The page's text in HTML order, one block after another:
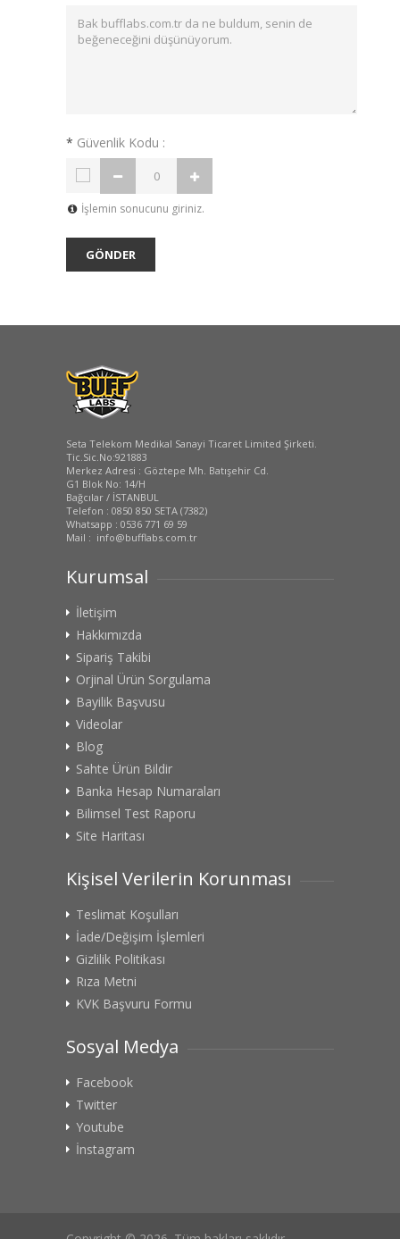
* Güvenlik Kodu :
İşlemin sonucunu giriniz.
Seta Telekom Medikal Sanayi Ticaret Limited Şirketi.
Tic.Sic.No:921883
Merkez Adresi : Göztepe Mh. Batışehir Cd.
G1 Blok No: 14/H
Bağcılar / İSTANBUL
Telefon : 0850 850 SETA (7382)
Whatsapp : 0536 771 69 59
Mail : info@bufflabs.com.tr
Kurumsal
İletişim
Hakkımızda
Sipariş Takibi
Orjinal Ürün Sorgulama
Bayilik Başvusu
Videolar
Blog
Sahte Ürün Bildir
Banka Hesap Numaraları
Bilimsel Test Raporu
Site Haritası
Kişisel Verilerin Korunması
Teslimat Koşulları
İade/Değişim İşlemleri
Gizlilik Politikası
Rıza Metni
KVK Başvuru Formu
Sosyal Medya
Facebook
Twitter
Youtube
İnstagram